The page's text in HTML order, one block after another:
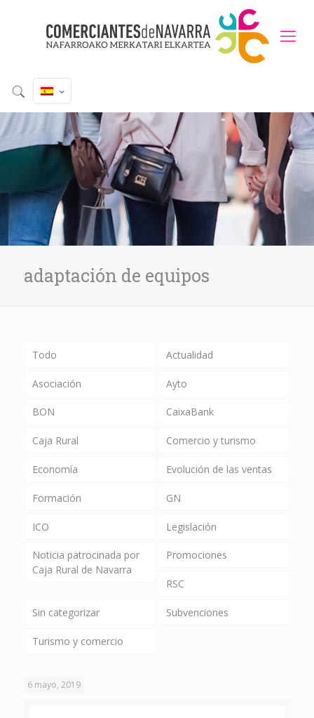
adaptación de equipos
Todo Actualidad
Asociación Ayto
BON CaixaBank
Caja Rural Comercio y turismo
Economía Evolución de las ventas
Formación GN
ICO Legislación
Noticia patrocinada por
Caja Rural de Navarra
Promociones
RSC
Sin categorizar Subvenciones
Turismo y comercio
6 mayo, 2019